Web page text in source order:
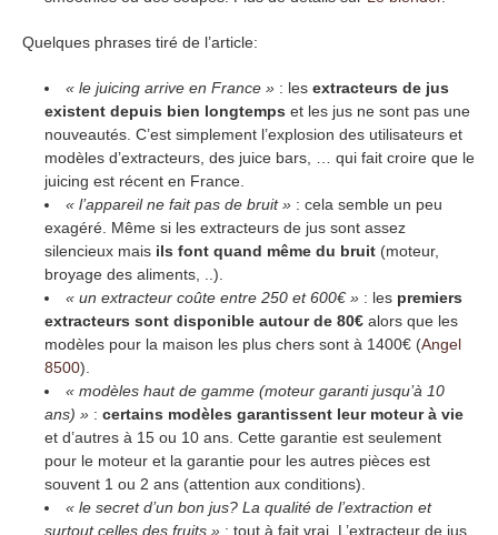
Quelques phrases tiré de l’article:
« le juicing arrive en France » : lesextracteurs de jus
existent depuis bien longtemps et les jus ne sont pas une
nouveautés. C’est simplement l’explosion des utilisateurs et
modèles d’extracteurs, des juice bars, … qui fait croire que le
juicing est récent en France.
« l’appareil ne fait pas de bruit » : cela semble un peu
exagéré. Même si les extracteurs de jus sont assez
silencieux mais ils font quand même du bruit (moteur,
broyage des aliments, ..).
« un extracteur coûte entre 250 et 600€ » : les premiers
extracteurs sont disponible autour de 80€ alors que les
modèles pour la maison les plus chers sont à 1400€ (Angel
8500).
« modèles haut de gamme (moteur garanti jusqu’à 10
ans) » : certains modèles garantissent leur moteur à vie
et d’autres à 15 ou 10 ans. Cette garantie est seulement
pour le moteur et la garantie pour les autres pièces est
souvent 1 ou 2 ans (attention aux conditions).
« le secret d’un bon jus? La qualité de l’extraction et
surtout celles des fruits » : tout à fait vrai. L’extracteur de jus